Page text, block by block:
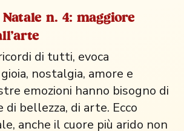
n. 4: maggiore
di tutti, evoca
nostalgia, amore e
emozioni hanno bisogno di
bellezza, di arte. Ecco
anche il cuore più arido non